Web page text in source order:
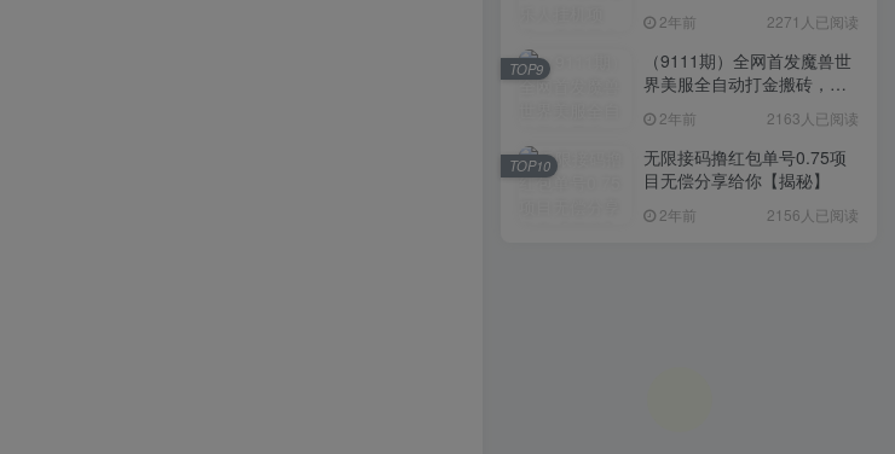
2年前 2271人已阅读
（9111期）全网首发魔兽世
界美服全自动打金搬砖，日
姆级教学
2年前 2163人已阅读
TOP9
无限接码撸红包单号0.75项
目无偿分享给你【揭秘】
2年前 2156人已阅读
TOP10